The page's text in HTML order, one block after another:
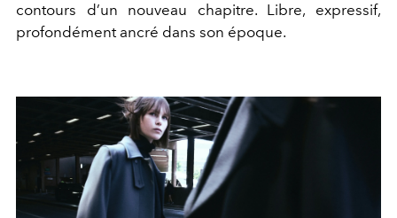
contours d’un nouveau chapitre. Libre, expressif,
profondément ancré dans son époque.